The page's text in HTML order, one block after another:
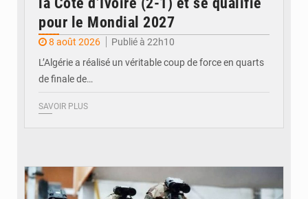
pour le Mondial 2027
8 août 2026
Publié à 22h10
L’Algérie a réalisé un véritable coup de force en quarts
de finale de…
SAVOIR PLUS